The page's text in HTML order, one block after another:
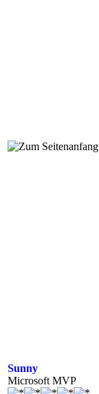
Sunny
Microsoft MVP